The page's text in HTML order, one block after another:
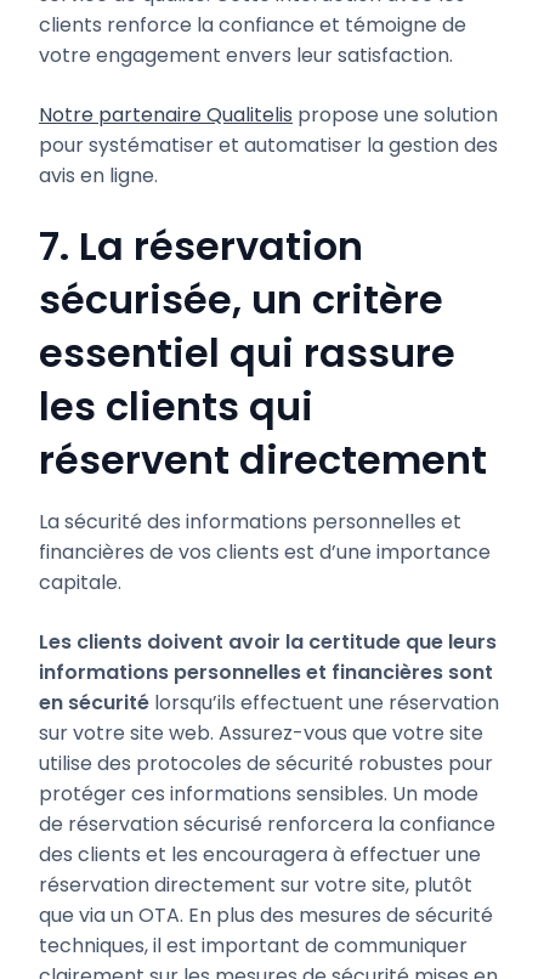
clients renforce la confiance et témoigne de
votre engagement envers leur satisfaction.
Notre partenaire Qualitelis propose une solution
pour systématiser et automatiser la gestion des
avis en ligne.
7. La réservation
sécurisée, un critère
essentiel qui rassure
les clients qui
réservent directement
La sécurité des informations personnelles et
financières de vos clients est d’une importance
capitale.
Les clients doivent avoir la certitude que leurs
informations personnelles et financières sont
en sécurité lorsqu’ils effectuent une réservation
sur votre site web. Assurez-vous que votre site
utilise des protocoles de sécurité robustes pour
protéger ces informations sensibles. Un mode
de réservation sécurisé renforcera la confiance
des clients et les encouragera à effectuer une
réservation directement sur votre site, plutôt
que via un OTA. En plus des mesures de sécurité
techniques, il est important de communiquer